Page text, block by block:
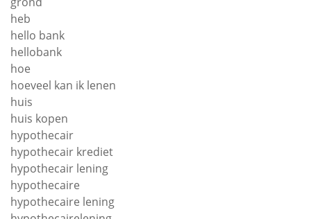
heb
hello bank
hellobank
hoe
hoeveel kan ik lenen
huis
huis kopen
hypothecair
hypothecair krediet
hypothecair lening
hypothecaire
hypothecaire lening